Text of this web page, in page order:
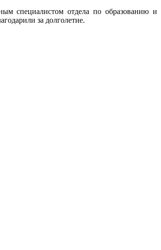
специалистом отдела по образованию и
за долголетие.